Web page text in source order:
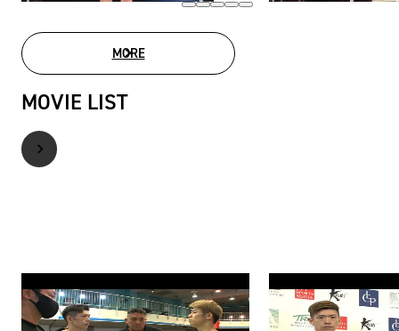
MOREPHOTO GALLERY
MOVIE LIST